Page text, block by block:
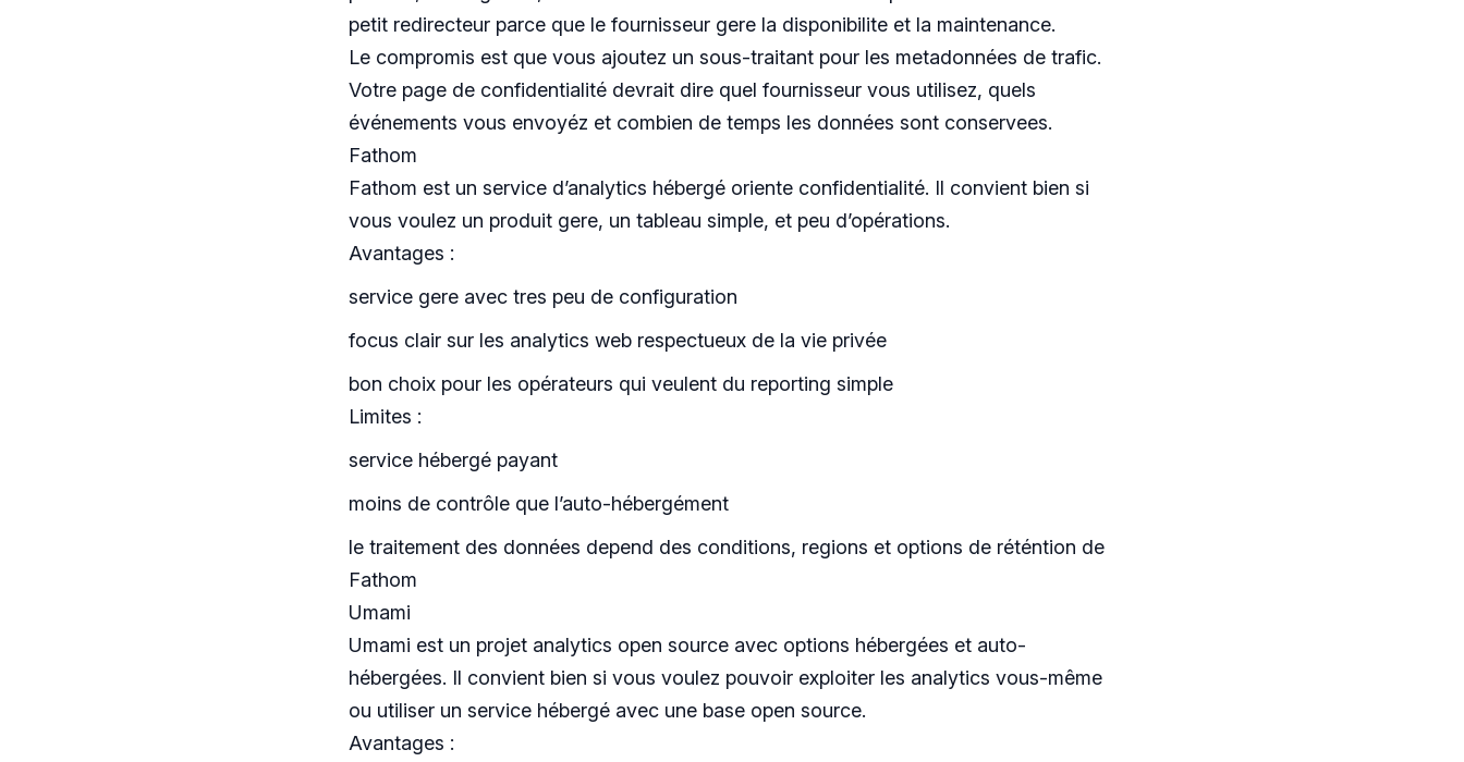
petit redirecteur parce que le fournisseur gere la disponibilite et la maintenance.
Le compromis est que vous ajoutez un sous-traitant pour les metadonnées de trafic.
Votre page de confidentialité devrait dire quel fournisseur vous utilisez, quels
événements vous envoyéz et combien de temps les données sont conservees.
Fathom
Fathom est un service d’analytics hébergé oriente confidentialité. Il convient bien si
vous voulez un produit gere, un tableau simple, et peu d’opérations.
Avantages :
service gere avec tres peu de configuration
focus clair sur les analytics web respectueux de la vie privée
bon choix pour les opérateurs qui veulent du reporting simple
Limites :
service hébergé payant
moins de contrôle que l’auto-hébergément
le traitement des données depend des conditions, regions et options de réténtion de
Fathom
Umami
Umami est un projet analytics open source avec options hébergées et auto-
hébergées. Il convient bien si vous voulez pouvoir exploiter les analytics vous-même
ou utiliser un service hébergé avec une base open source.
Avantages :